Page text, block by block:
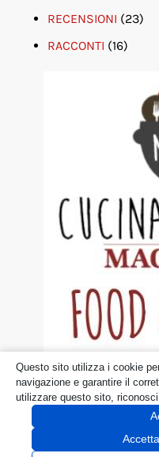
RECENSIONI (23)
RACCONTI (16)
©
Disclaimer
Questo sito utilizza i cookie
navigazione e garantire il
utilizzare questo sito,